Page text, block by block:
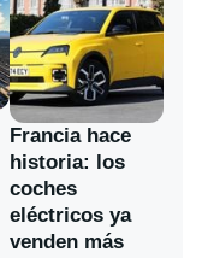
Francia hace
historia: los
coches
eléctricos ya
venden más